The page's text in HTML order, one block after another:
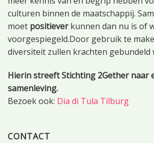
culturen binnen de maatschappij.
moet positieverkunnen dan nu is of
voorgespiegeld.Door gebruik te
diversiteit zullen krachten gebundeld
Hierin streeft Stichting 2Gether naar
samenleving.
Bezoek ook: Dia di Tula Tilburg
CONTACT